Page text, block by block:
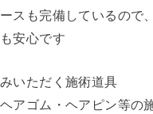
スも完備しているので
安心です
いただく施術道具
アゴム・ヘアピン等の